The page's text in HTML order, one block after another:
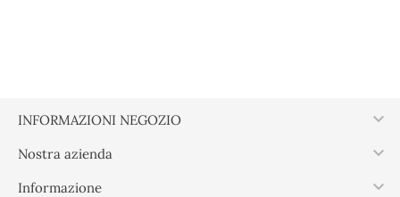
INFORMAZIONI NEGOZIO 
Nostra azienda 
Informazione 